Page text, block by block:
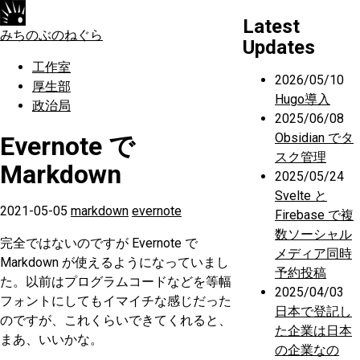
みちのぶのねぐら
工作室
厚生部
政治局
Evernote で
Markdown
2021-05-05 markdown evernote
完全ではないのですが Evernote で
Markdown が使えるようになっていまし
た。以前はプログラムコードなどを等幅
フォントにしてもイマイチな感じだった
のですが、これくらいできてくれると、
まあ、いいかな。
Latest
Updates
2026/05/10
Hugo導入
2025/06/08
Obsidian でタ
スク管理
2025/05/24
Svelte と
Firebase で複
数ソーシャル
メディア同時
予約投稿
2025/04/03
日本で登記し
た企業は日本
の企業なの